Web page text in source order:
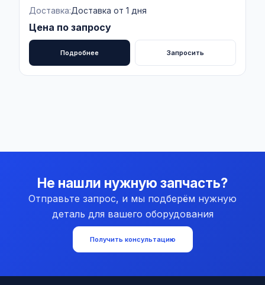
Доставка:Доставка от 1 дня
Цена по запросу
Подробнее Запросить
Не нашли нужную запчасть?
Отправьте запрос, и мы подберём нужную
деталь для вашего оборудования
Получить консультацию